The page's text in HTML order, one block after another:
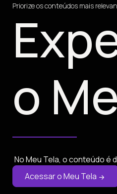
Priorize os conteúdos mais
o
No Meu Tela, o conteúdo é
Acessar o Meu Tela